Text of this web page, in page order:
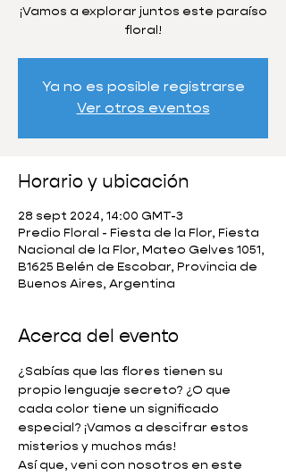
¡Vamos a explorar juntos este paraíso
floral!
Ya no es posible registrarse
Ver otros eventos
Horario y ubicación
28 sept 2024, 14:00 GMT-3
Predio Floral - Fiesta de la Flor, Fiesta
Nacional de la Flor, Mateo Gelves 1051,
B1625 Belén de Escobar, Provincia de
Buenos Aires, Argentina
Acerca del evento
¿Sabías que las flores tienen su
propio lenguaje secreto? ¿O que
cada color tiene un significado
especial? ¡Vamos a descifrar estos
misterios y muchos más!
Así que, veni con nosotros en este